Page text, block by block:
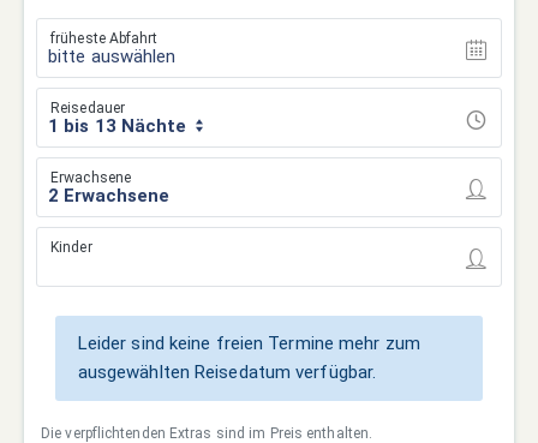
früheste Abfahrt
bitte auswählen
Reisedauer
1 bis 13 Nächte
Erwachsene
Kinder
Leider sind keine freien Termine mehr zum
ausgewählten Reisedatum verfügbar.
Die verpflichtenden Extras sind im Preis enthalten.